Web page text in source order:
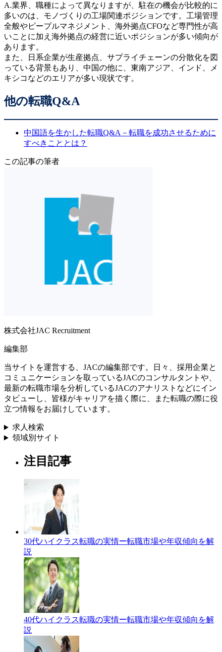
A.業界、職種によって異なりますが、駐在の機会が比較的に
多いのは、モノづくりの工場関連ポジションです。工場管理
全般やピープルマネジメント、海外拠点CFOなど専門性が高
いことに加え海外拠点の経営に近いポジションが多い傾向が
あります。
また、日系企業が生産拠点、サプライチェーンの分散化を図
っている背景もあり、中国の他に、東南アジア、インド、メ
キシコなどのエリアが多い現状です。
他の転職Q&A
中国語を生かした転職Q&A－転職を成功させるために
すべきこととは？
この記事の筆者
株式会社JAC Recruitment
編集部
当サイトを運営する、JACの編集部です。日々、採用企業と
コミュニケーションを取っているJACのコンサルタントや、
最新の転職市場を分析しているJACのアナリストなどにイン
タビューし、皆様がキャリアを描く際に、また転職の際に役
立つ情報をお届けしています。
求人検索
領域別サイト
注目記事
30代ハイクラス転職の実情ー転職市場や年収傾向を解
説
40代ハイクラス転職の実情ー転職市場や年収傾向を解
説